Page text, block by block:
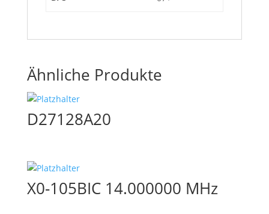
Ähnliche Produkte
D27128A20
X0-105BIC 14.000000 MHz